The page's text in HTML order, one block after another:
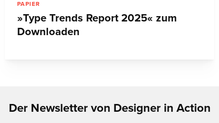
PAPIER
»Type Trends Report 2025« zum
Downloaden
Der Newsletter von Designer in Action